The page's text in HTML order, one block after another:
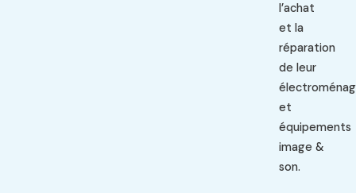
l’achat
et la
réparation
de leur
et
équipements
image &
son.